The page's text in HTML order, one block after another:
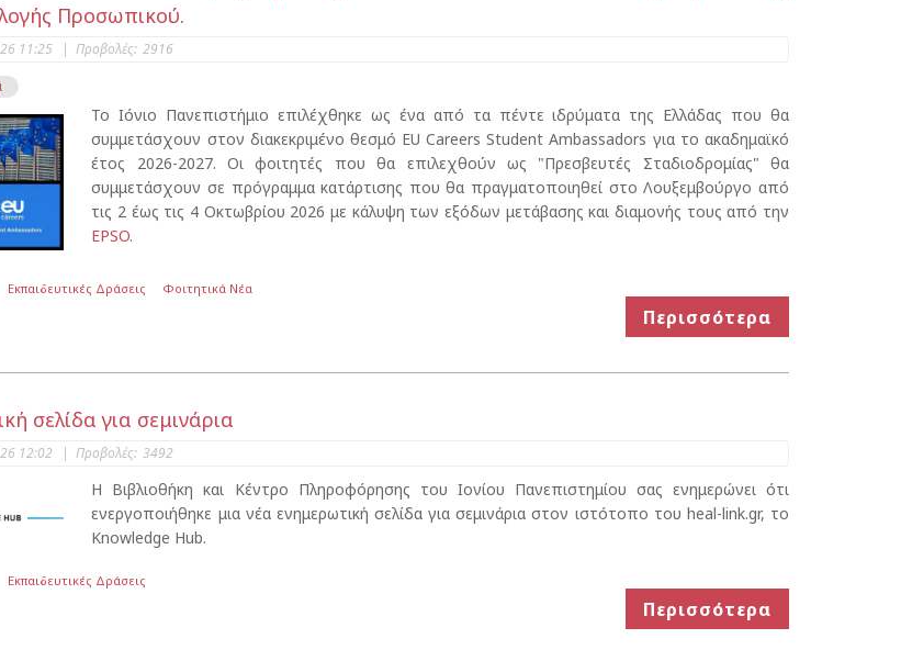
Προσωπικού.
11:25 | Προβολές: 2916
Το Ιόνιο Πανεπιστήμιο επιλέχθηκε ως ένα από τα πέντε ιδρύματα της Ελλάδας που θα
συμμετάσχουν στον διακεκριμένο θεσμό EU Careers Student Ambassadors για το ακαδημαϊκό
έτος 2026-2027. Οι φοιτητές που θα επιλεχθούν ως "Πρεσβευτές Σταδιοδρομίας" θα
συμμετάσχουν σε πρόγραμμα κατάρτισης που θα πραγματοποιηθεί στο Λουξεμβούργο από
τις 2 έως τις 4 Οκτωβρίου 2026 με κάλυψη των εξόδων μετάβασης και διαμονής τους από την
EPSO.
Εκπαιδευτικές Δράσεις Φοιτητικά Νέα
Περισσότερα
σελίδα για σεμινάρια
12:02 | Προβολές: 3492
Η Βιβλιοθήκη και Κέντρο Πληροφόρησης του Ιονίου Πανεπιστημίου σας ενημερώνει ότι
ενεργοποιήθηκε μια νέα ενημερωτική σελίδα για σεμινάρια στον ιστότοπο του heal-link.gr, το
Knowledge Hub.
Εκπαιδευτικές Δράσεις
Περισσότερα